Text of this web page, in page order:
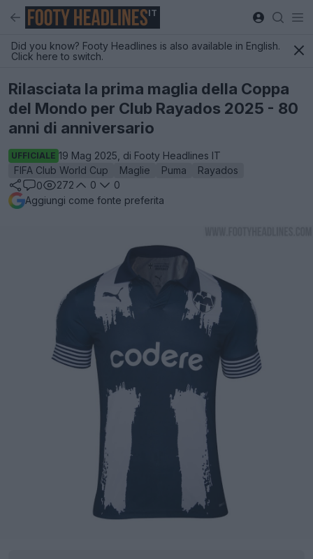
IT
Did you know? Footy Headlines is also available in English.
Click here to switch.
Rilasciata la prima maglia della Coppa
del Mondo per Club Rayados 2025 - 80
anni di anniversario
UFFICIALE 19 Mag 2025, di Footy Headlines IT
FIFA Club World Cup
Maglie Puma
Rayados
0
272 0
0
Aggiungi come fonte preferita